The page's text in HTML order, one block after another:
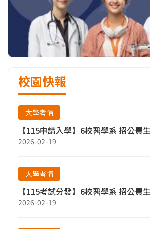
校園快報
大學考情
【115申請入學】6校醫學系 招公費
2026-02-19
大學考情
【115考試分發】6校醫學系 招公費
2026-02-19